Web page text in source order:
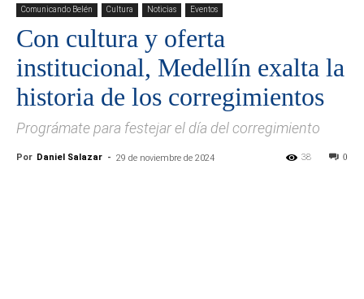
Comunicando Belén Cultura Noticias Eventos
Con cultura y oferta
institucional, Medellín exalta la
historia de los corregimientos
Prográmate para festejar el día del corregimiento
Por Daniel Salazar - 29 de noviembre de 2024 0
38